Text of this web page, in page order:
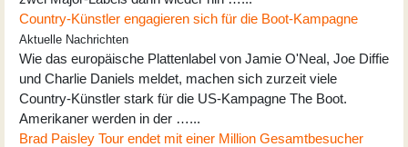
Country-Künstler engagieren sich für die Boot-Kampagne
Aktuelle Nachrichten
Wie das europäische Plattenlabel von Jamie O'Neal, Joe Diffie
und Charlie Daniels meldet, machen sich zurzeit viele
Country-Künstler stark für die US-Kampagne The Boot.
Amerikaner werden in der …...
Brad Paisley Tour endet mit einer Million Gesamtbesucher